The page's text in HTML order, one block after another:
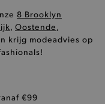
8 Brooklyn
, Oostende ,
krijg modeadvies op
€99
Provider /
.brooklyn.be
.brooklyn.be